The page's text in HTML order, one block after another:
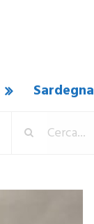
Sardegna